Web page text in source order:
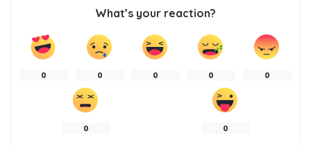
What’s your reaction?
0 0 0 0 0
0 0